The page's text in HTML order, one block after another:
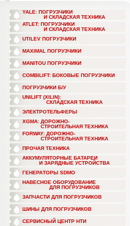
YALE: ПОГРУЗЧИКИ
И СКЛАДСКАЯ ТЕХНИКА
ATLET: ПОГРУЗЧИКИ
И СКЛАДСКАЯ ТЕХНИКА
UTILEV ПОГРУЗЧИКИ
MAXIMAL ПОГРУЗЧИКИ
MANITOU ПОГРУЗЧИКИ
COMBILIFT: БОКОВЫЕ ПОГРУЗЧИКИ
ПОГРУЗЧИКИ Б/У
UNILIFT (XILIN):
СКЛАДСКАЯ ТЕХНИКА
ЭЛЕКТРОТЕЛЬФЕРЫ
XGMA: ДОРОЖНО-
СТРОИТЕЛЬНАЯ ТЕХНИКА
FORWAY: ДОРОЖНО-
СТРОИТЕЛЬНАЯ ТЕХНИКА
ПРОЧАЯ ТЕХНИКА
АККУМУЛЯТОРНЫЕ БАТАРЕИ
И ЗАРЯДНЫЕ УСТРОЙСТВА
ГЕНЕРАТОРЫ SDMO
НАВЕСНОЕ ОБОРУДОВАНИЕ
ДЛЯ ПОГРУЗЧИКОВ
ЗАПЧАСТИ ДЛЯ ПОГРУЗЧИКОВ
ШИНЫ ДЛЯ ПОГРУЗЧИКОВ
СЕРВИСНЫЙ ЦЕНТР НТИ